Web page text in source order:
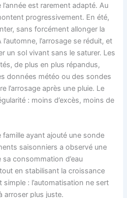
l’année est rarement adapté. Au
progressivement. En été,
sans forcément allonger la
l’arrosage se réduit, et
un sol vivant sans le saturer. Les
de plus en plus répandus,
données météo ou des sondes
l’arrosage après une pluie. Le
: moins d’excès, moins de
famille ayant ajouté une sonde
saisonniers a observé une
sa consommation d’eau
en stabilisant la croissance
: l’automatisation ne sert
arroser plus juste.